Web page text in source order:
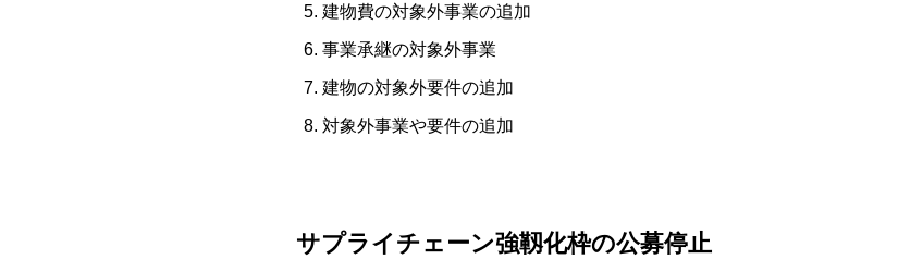
建物費の対象外事業の追加
事業承継の対象外事業
建物の対象外要件の追加
対象外事業や要件の追加
サプライチェーン強靱化枠の公募停止